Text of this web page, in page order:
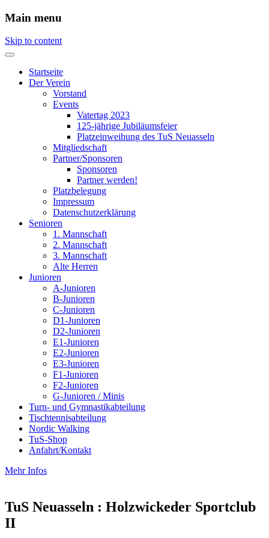
Main menu
Skip to content
Startseite
Der Verein
Vorstand
Events
Vatertag 2023
125-jährige Jubiläumsfeier
Platzeinweihung des TuS Neuasseln
Mitgliedschaft
Partner/Sponsoren
Sponsoren
Partner werden!
Platzbelegung
Impressum
Datenschutzerklärung
Senioren
1. Mannschaft
2. Mannschaft
3. Mannschaft
Alte Herren
Junioren
A-Junioren
B-Junioren
C-Junioren
D1-Junioren
D2-Junioren
E1-Junioren
E2-Junioren
E3-Junioren
F1-Junioren
F2-Junioren
G-Junioren / Minis
Turn- und Gymnastikabteilung
Tischtennisabteilung
Nordic Walking
TuS-Shop
Anfahrt/Kontakt
Mehr Infos
TuS Neuasseln : Holzwickeder Sportclub
II